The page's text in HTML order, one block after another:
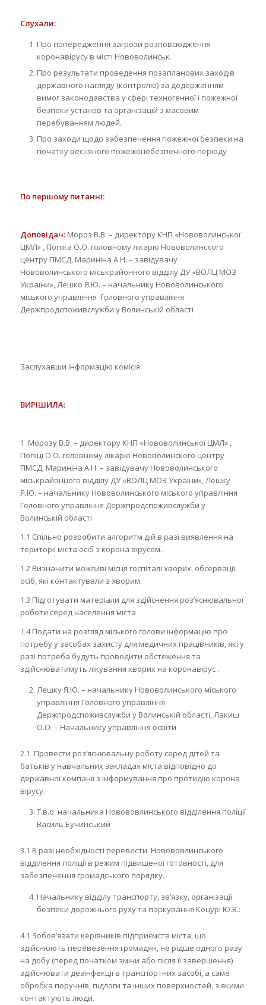
Слухали:
Про попередження загрози розповсюдження
коронавірусу в місті Нововолинськ.
Про результати проведення позапланових заходів
державного нагляду (контролю) за додержанням
вимог законодавства у сфері техногенної і пожежної
безпеки установ та організацій з масовим
перебуванням людей.
Про заходи щодо забезпечення пожежної безпеки на
початку весняного пожежонебезпечного періоду
По першому питанні:
Доповідач: Мороз В.В. – директору КНП «Нововолинської
ЦМЛ» , Попіка О.О. головному лікарю Нововолинского
центру ПМСД, Мариніна А.Н. – завідувачу
Нововолинського міськрайонного відділу ДУ «ВОЛЦ МОЗ
України», Лешко Я.Ю. – начальнику Нововолинського
міського управління Головного управління
Держпродспоживслужби у Волинській області
Заслухавши інформацію комісія
ВИРІШИЛА:
1 Морозу В.В. – директору КНП «Нововолинської ЦМЛ» ,
Попіці О.О. головному лікарю Нововолинского центру
ПМСД, Мариніна А.Н. – завідувачу Нововолинського
міськрайонного відділу ДУ «ВОЛЦ МОЗ України», Лешку
Я.Ю. – начальнику Нововолинського міського управління
Головного управління Держпродспоживслужби у
Волинській області
1.1 Спільно розробити алгоритм дій в разі виявлення на
території міста осіб з корона вірусом.
1.2 Визначити можливі місця госпіталі хворих, обсервації
осіб, які контактували з хворим.
1.3 Підготувати матеріали для здійснення роз’яснювальної
роботи серед населення міста
1.4 Подати на розгляд міського голови інформацію про
потребу у засобах захисту для медичних працівників, які у
разі потреба будуть проводити обстеження та
здійснюватимуть лікування хворих на коронавірус .
Лешку Я.Ю. – начальнику Нововолинського міського
управління Головного управління
Держпродспоживслужби у Волинській області, Лакиш
О.О. – Начальнику управління освіти
2.1 Провести роз’яснювальну роботу серед дітей та
батьків у навчальних закладах міста відповідно до
державної компанії з інформування про протидію корона
вірусу.
Т.в.о. начальника Новововлинського відділення поліції
Василь Бучинський
3.1 В разі необхідності перевести Новововлинського
відділення поліції в режим підвищеної готовності, для
забезпечення громадського порядку.
Начальнику відділу транспорту, зв’язку, організації
безпеки дорожнього руху та паркування Коцурі Ю.В.:
4.1 Зобов’язати керівників підприємств міста, що
здійснюють перевезення громадян, не рідше одного разу
на добу (перед початком зміни або після її завершення)
здійснювати дезінфекції в транспортних засобі, а саме
обробка поручнів, підлоги та інших поверхностей, з якими
контактують люди.